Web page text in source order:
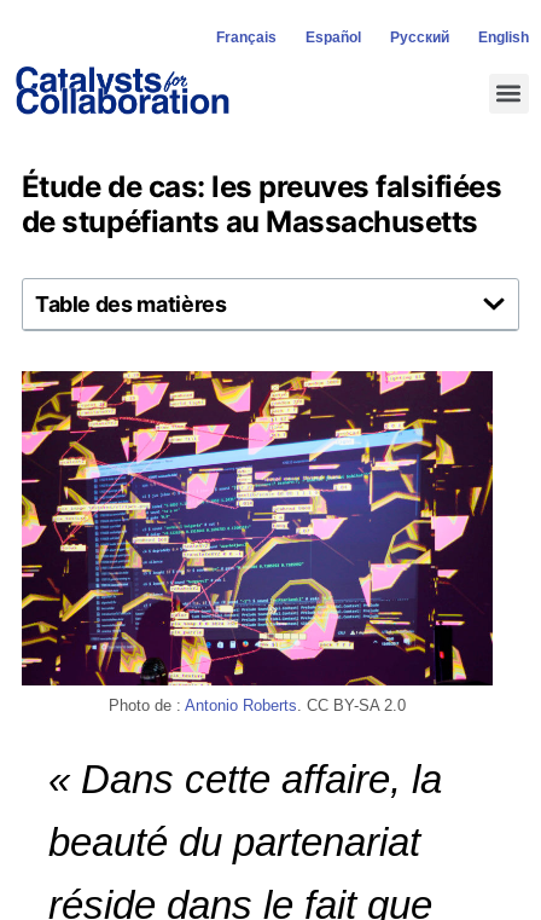
Français Español Русский English
Étude de cas: les preuves falsifiées
de stupéfiants au Massachusetts
Photo de : Antonio Roberts. CC BY-SA 2.0
« Dans cette affaire, la
beauté du partenariat
réside dans le fait que
Table des matières